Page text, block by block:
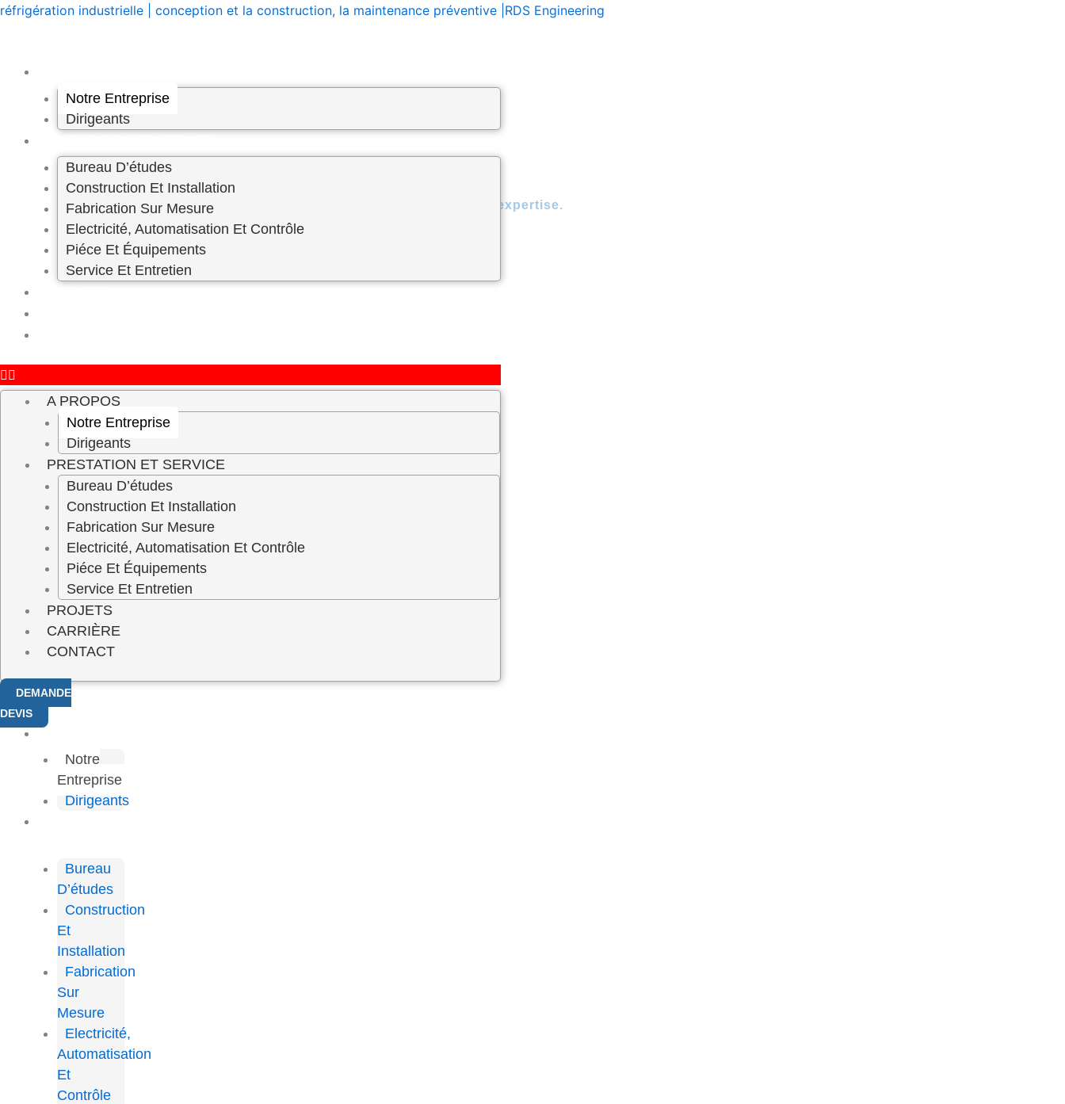
Skip
réfrigération industrielle | conception et la construction, la maintenance préventive |RDS Engineering
Notre Entreprise
Dirigeants
Bureau D’études
Construction Et Installation
Fabrication Sur Mesure
Electricité, Automatisation Et Contrôle
Piéce Et Équipements
Service Et Entretien
A PROPOS
Notre Entreprise
Dirigeants
PRESTATION ET SERVICE
Bureau D’études
Construction Et Installation
Fabrication Sur Mesure
Electricité, Automatisation Et Contrôle
Piéce Et Équipements
Service Et Entretien
PROJETS
CARRIÈRE
CONTACT
DEMANDE
DEVIS
Notre
Entreprise
Dirigeants
Bureau
D’études
Construction
Et
Installation
Fabrication
Sur
Mesure
Electricité,
Automatisation
Et
Contrôle
NOTRE
ENTREPRISE
Solutions innovantes de réfrigération grâce à l'expérience et à l'expertise.